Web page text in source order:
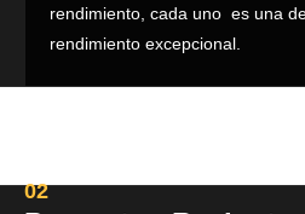
rendimiento, cada uno es una
rendimiento excepcional.
02